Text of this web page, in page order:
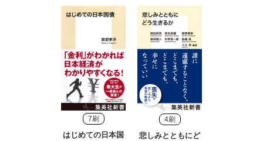
7刷
はじめての日本国
4刷
悲しみとともにど